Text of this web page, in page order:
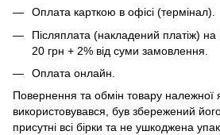
Оплата карткою в офісі (термінал).
Післяплата (накладений платіж) на
20 грн + 2% від суми замовлення.
Оплата онлайн.
Повернення та обмін товару належної
використовувався, був збережений
присутні всі бірки та не ушкоджена